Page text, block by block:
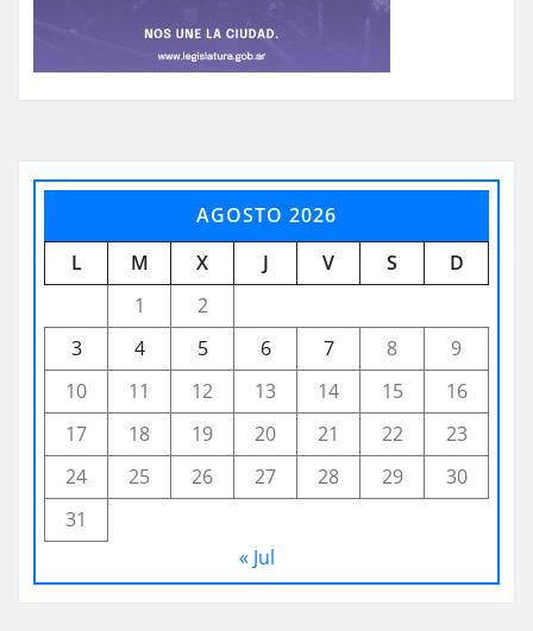
AGOSTO 2026
L
M X J V S
D
1
2
3
4 5 6 7 8
9
10
11 12 13 14 15
16
17
18 19 20 21 22
23
24
25 26 27 28 29
30
31
« Jul